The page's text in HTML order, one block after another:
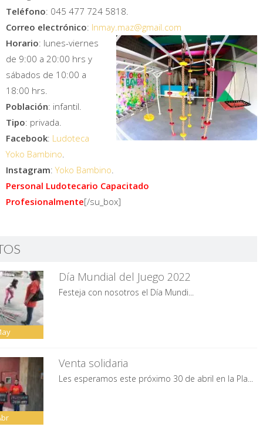
Teléfono: 045 477 724 5818.
Correo electrónico: lnmay.maz@gmail.com
Horario: lunes-viernes
de 9:00 a 20:00 hrs y
sábados de 10:00 a
18:00 hrs.
Población: infantil.
Tipo: privada.
Facebook: Ludoteca
Yoko Bambino.
Instagram:Yoko Bambino.
Personal Ludotecario Capacitado
Profesionalmente[/su_box]
Día Mundial del Juego 2022
Festeja con nosotros el Día Mundi...
Venta solidaria
Les esperamos este próximo 30 de abril en la Pla...